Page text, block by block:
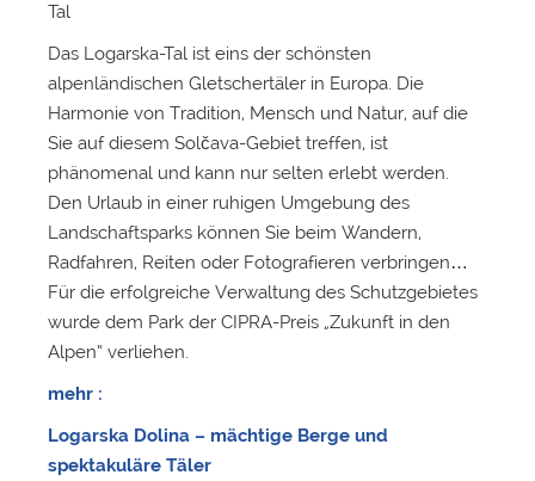
Tal
Das Logarska-Tal ist eins der schönsten
alpenländischen Gletschertäler in Europa. Die
Harmonie von Tradition, Mensch und Natur, auf die
Sie auf diesem Solčava-Gebiet treffen, ist
phänomenal und kann nur selten erlebt werden.
Den Urlaub in einer ruhigen Umgebung des
Landschaftsparks können Sie beim Wandern,
Radfahren, Reiten oder Fotografieren verbringen…
Für die erfolgreiche Verwaltung des Schutzgebietes
wurde dem Park der CIPRA-Preis „Zukunft in den
Alpen“ verliehen.
mehr :
Logarska Dolina – mächtige Berge und
spektakuläre Täler